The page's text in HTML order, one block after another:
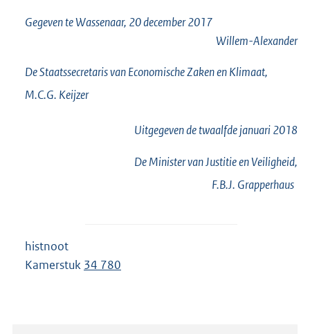
Gegeven te Wassenaar, 20 december 2017
Willem-Alexander
De Staatssecretaris van Economische Zaken en Klimaat,
M.C.G. Keijzer
Uitgegeven detwaalfdejanuari 2018
De Minister van Justitie en Veiligheid,
F.B.J. Grapperhaus
histnoot
Kamerstuk 34 780